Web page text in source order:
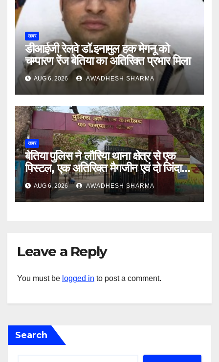
खबर
डीआईजी रेलवे डॉ.इनामुल हक मेगनू को
चम्पारण रेंज बेतिया का अतिरिक्त प्रभार मिला
AUG 6, 2026 AWADHESH SHARMA
खबर
बेतिया पुलिस ने लौरिया थाना क्षेत्र से एक
पिस्टल, एक अतिरिक्त मैगजीन एवं दो जिंदा
गोली के साथ एक को गिरफ्तार दिया
AUG 6, 2026 AWADHESH SHARMA
Leave a Reply
You must be logged in to post a comment.
Search